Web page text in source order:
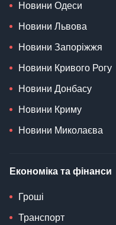
Новини Одеси
Новини Львова
Новини Запоріжжя
Новини Кривого Рогу
Новини Донбасу
Новини Криму
Новини Миколаєва
Економіка та фінанси
Гроші
Транспорт